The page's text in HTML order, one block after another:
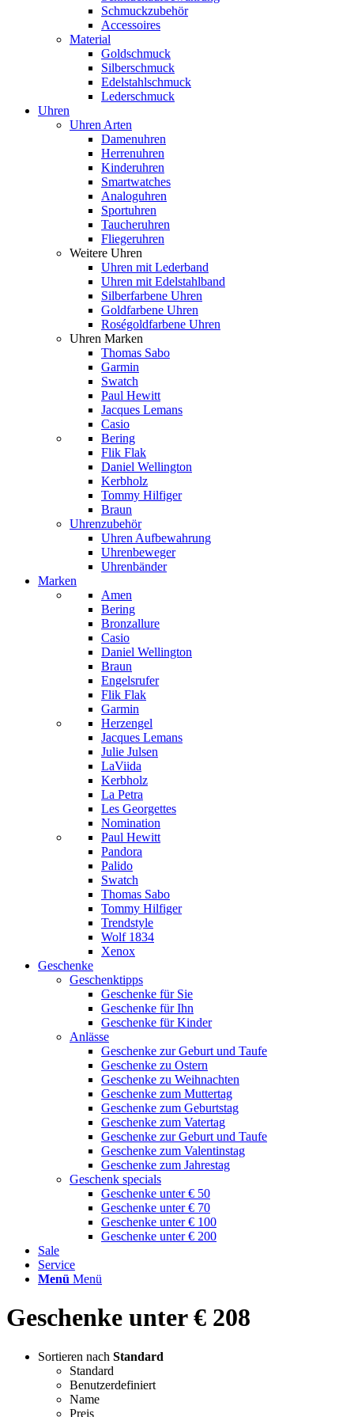
Schmuckzubehör
Accessoires
Material
Goldschmuck
Silberschmuck
Edelstahlschmuck
Lederschmuck
Uhren
Uhren Arten
Damenuhren
Herrenuhren
Kinderuhren
Smartwatches
Analoguhren
Sportuhren
Taucheruhren
Fliegeruhren
Weitere Uhren
Uhren mit Lederband
Uhren mit Edelstahlband
Silberfarbene Uhren
Goldfarbene Uhren
Roségoldfarbene Uhren
Uhren Marken
Thomas Sabo
Garmin
Swatch
Paul Hewitt
Jacques Lemans
Casio
Bering
Flik Flak
Daniel Wellington
Kerbholz
Tommy Hilfiger
Braun
Uhrenzubehör
Uhren Aufbewahrung
Uhrenbeweger
Uhrenbänder
Marken
Amen
Bering
Bronzallure
Casio
Daniel Wellington
Braun
Engelsrufer
Flik Flak
Garmin
Herzengel
Jacques Lemans
Julie Julsen
LaViida
Kerbholz
La Petra
Les Georgettes
Nomination
Paul Hewitt
Pandora
Palido
Swatch
Thomas Sabo
Tommy Hilfiger
Trendstyle
Wolf 1834
Xenox
Geschenke
Geschenktipps
Geschenke für Sie
Geschenke für Ihn
Geschenke für Kinder
Anlässe
Geschenke zur Geburt und Taufe
Geschenke zu Ostern
Geschenke zu Weihnachten
Geschenke zum Muttertag
Geschenke zum Geburtstag
Geschenke zum Vatertag
Geschenke zur Geburt und Taufe
Geschenke zum Valentinstag
Geschenke zum Jahrestag
Geschenk specials
Geschenke unter € 50
Geschenke unter € 70
Geschenke unter € 100
Geschenke unter € 200
Sale
Service
Menü Menü
Geschenke unter € 208
Sortieren nach Standard
Standard
Benutzerdefiniert
Name
Preis